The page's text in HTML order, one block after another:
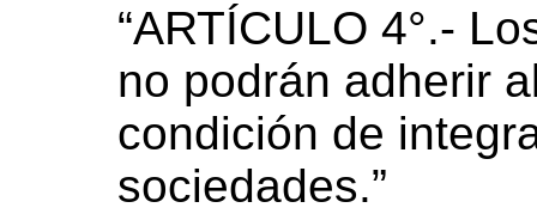
“ARTÍCULO 4°.-
no podrán adherir
condición de
sociedades.”